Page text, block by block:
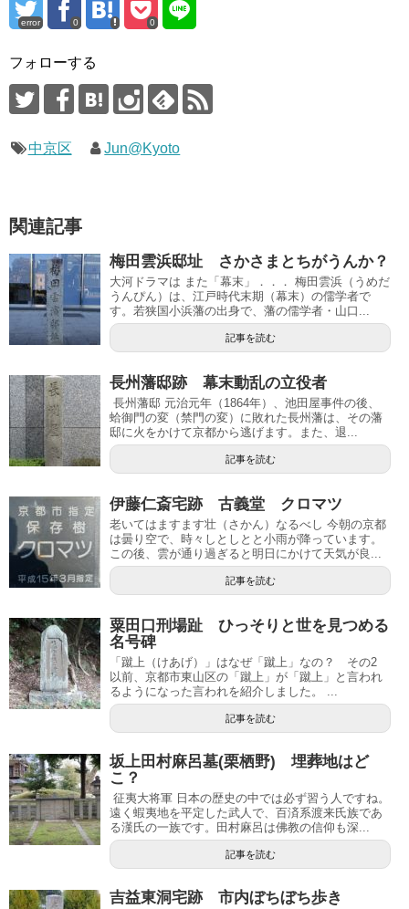
error 0 0
フォローする
中京区 Jun@Kyoto
関連記事
梅田雲浜邸址 さかさまとちがうんか？
大河ドラマは また「幕末」．．． 梅田雲浜（うめだ
うんぴん）は、江戸時代末期（幕末）の儒学者で
す。若狭国小浜藩の出身で、藩の儒学者・山口...
記事を読む
長州藩邸跡 幕末動乱の立役者
長州藩邸 元治元年（1864年）、池田屋事件の後、
蛤御門の変（禁門の変）に敗れた長州藩は、その藩
邸に火をかけて京都から逃げます。また、退...
記事を読む
伊藤仁斎宅跡 古義堂 クロマツ
老いてはますます壮（さかん）なるべし 今朝の京都
は曇り空で、時々しとしとと小雨が降っています。
この後、雲が通り過ぎると明日にかけて天気が良...
記事を読む
粟田口刑場趾 ひっそりと世を見つめる
名号碑
「蹴上（けあげ）」はなぜ「蹴上」なの？ その2
以前、京都市東山区の「蹴上」が「蹴上」と言われ
るようになった言われを紹介しました。 ...
記事を読む
坂上田村麻呂墓(栗栖野) 埋葬地はど
こ？
征夷大将軍 日本の歴史の中では必ず習う人ですね。
遠く蝦夷地を平定した武人で、百済系渡来氏族であ
る漢氏の一族です。田村麻呂は佛教の信仰も深...
記事を読む
吉益東洞宅跡 市内ぼちぼち歩き